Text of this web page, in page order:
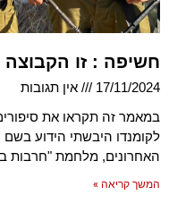
חשיפה : זו הקבוצה גייסה 5
17/11/2024
אין תגובות
לקומנדו היבשתי הידוע בשם
האחרונים, מלחמת "חרבות
המשך קריאה »